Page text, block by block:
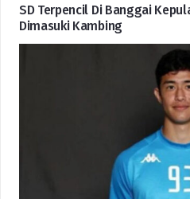
SD Terpencil Di Banggai
Dimasuki Kambing